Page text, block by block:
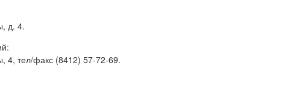
д. 4.
4, тел/факс (8412) 57-72-69.